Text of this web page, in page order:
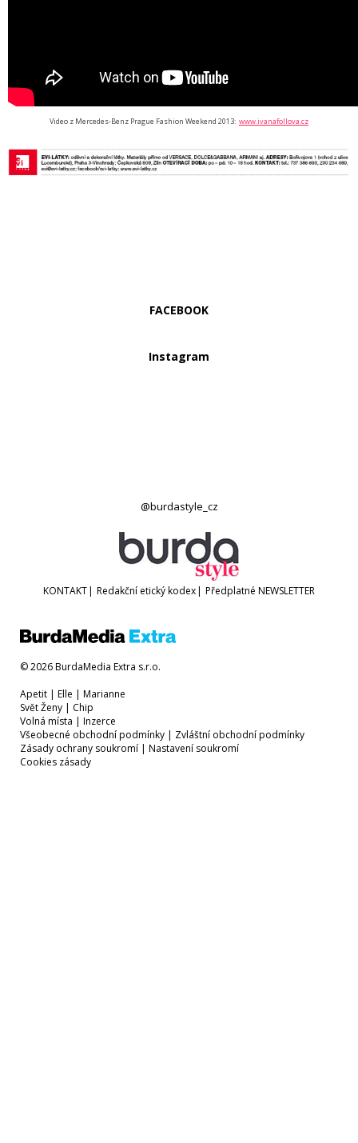
Video z Mercedes-Benz Prague Fashion Weekend 2013: www.ivanafollova.cz
FACEBOOK
Instagram
@burdastyle_cz
KONTAKT| Redakční etický kodex| Předplatné NEWSLETTER
© 2026 BurdaMedia Extra s.r.o.
Apetit | Elle | Marianne
Svět Ženy | Chip
Volná místa | Inzerce
Všeobecné obchodní podmínky | Zvláštní obchodní podmínky
Zásady ochrany soukromí | Nastavení soukromí
Cookies zásady